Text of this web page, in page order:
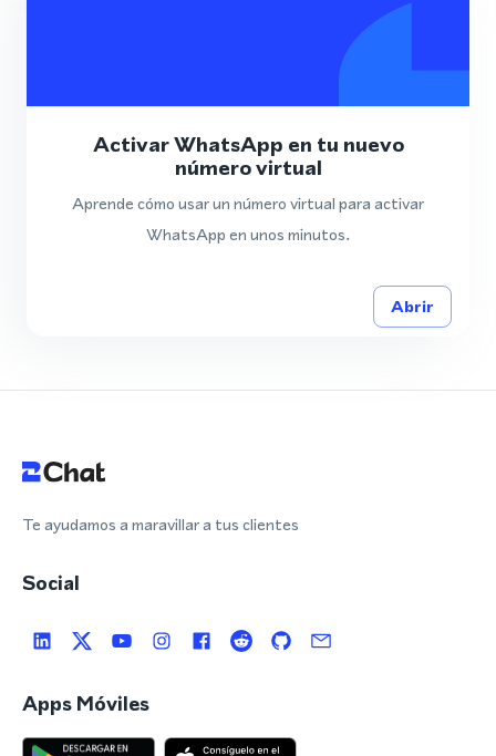
Activar WhatsApp en tu nuevo
número virtual
Aprende cómo usar un número virtual para activar
WhatsApp en unos minutos.
Abrir
Te ayudamos a maravillar a tus clientes
Social
Apps Móviles